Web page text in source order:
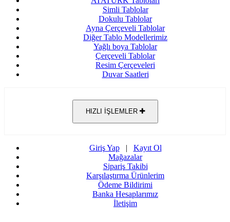
Simli Tablolar
Dokulu Tablolar
Ayna Çerçeveli Tablolar
Diğer Tablo Modellerimiz
Yağlı boya Tablolar
Çerçeveli Tablolar
Resim Çerçeveleri
Duvar Saatleri
HIZLI İŞLEMLER
Giriş Yap| Kayıt Ol
Mağazalar
Sipariş Takibi
Karşılaştırma Ürünlerim
Ödeme Bildirimi
Banka Hesaplarımız
İletişim